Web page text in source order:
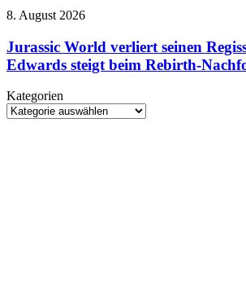
HARPOON
Kundenkonten
Jurassic
verliert
seinen
Regisseur:
Edwards
steigt
8. August 2026
Jurassic World verliert seinen
Edwards steigt beim Rebirth-
Kategorien
Kategorien